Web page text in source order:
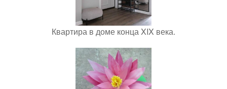
Квартира в доме конца XIX века.